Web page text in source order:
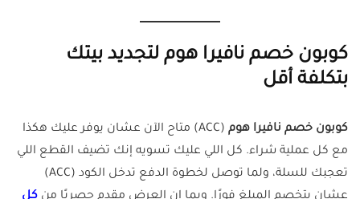
كوبون خصم نافيرا هوم لتجديد بيتك
بتكلفة أقل
كوبون خصم نافيرا هوم
(ACC) متاح الآن عشان يوفر عليك هكذا
مع كل عملية شراء. كل اللي عليك تسويه إنك تضيف القطع اللي
تعجبك للسلة، ولما توصل لخطوة الدفع تدخل الكود (ACC)